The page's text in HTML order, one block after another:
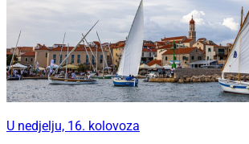
U nedjelju, 16. kolovoza